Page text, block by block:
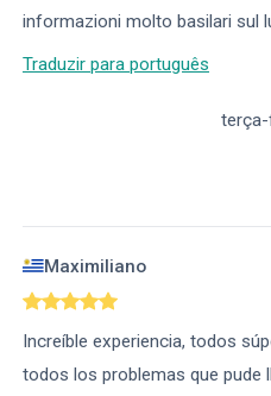
informazioni molto basilari sul
Traduzir para português
Maximiliano
Increíble experiencia, todos
todos los problemas que pude